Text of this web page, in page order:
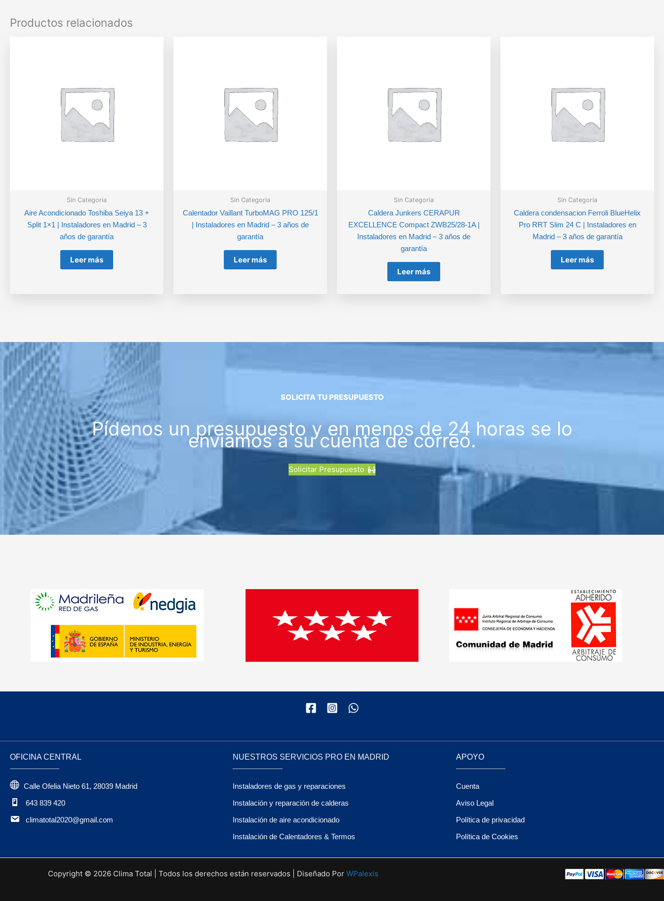
Productos relacionados
Sin Categoria
Aire Acondicionado Toshiba Seiya 13 +
Split 1×1 | Instaladores en Madrid – 3
años de garantía
Leer más
Sin Categoria
Calentador Vaillant TurboMAG PRO 125/1
| Instaladores en Madrid – 3 años de
garantía
Leer más
Sin Categoria
Caldera Junkers CERAPUR
EXCELLENCE Compact ZWB25/28-1A |
Instaladores en Madrid – 3 años de
garantía
Leer más
Sin Categoria
Caldera condensacion Ferroli BlueHelix
Pro RRT Slim 24 C | Instaladores en
Madrid – 3 años de garantía
Leer más
SOLICITA TU PRESUPUESTO
Pídenos un presupuesto y en menos de 24 horas se lo
enviamos a su cuenta de correo.
Solicitar Presupuesto
OFICINA CENTRAL
Calle Ofelia Nieto 61, 28039 Madrid
643 839 420
climatotal2020@gmail.com
NUESTROS SERVICIOS PRO EN MADRID
Instaladores de gas y reparaciones
Instalación y reparación de calderas
Instalación de aire acondicionado
Instalación de Calentadores & Termos
APOYO
Cuenta
Aviso Legal
Política de privacidad
Política de Cookies
Copyright © 2026 Clima Total | Todos los derechos están reservados | Diseñado Por WPalexis